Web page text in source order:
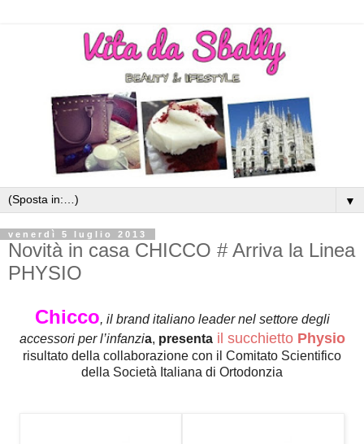
▼
venerdì 5 luglio 2013
Novità in casa CHICCO # Arriva la Linea
PHYSIO
Chicco, il brand italiano leader nel settore degli
accessori per l’infanzia, presenta il succhietto Physio
risultato della collaborazione con il Comitato Scientifico
della Società Italiana di Ortodonzia